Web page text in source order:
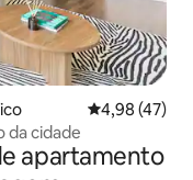
4,98 de uma
4,98 (47)
da cidade
apartamento